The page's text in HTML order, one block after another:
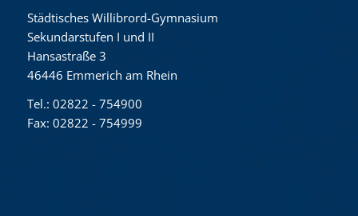
Städtisches Willibrord-Gymnasium
Sekundarstufen I und II
Hansastraße 3
46446 Emmerich am Rhein
Tel.: 02822 - 754900
Fax: 02822 - 754999